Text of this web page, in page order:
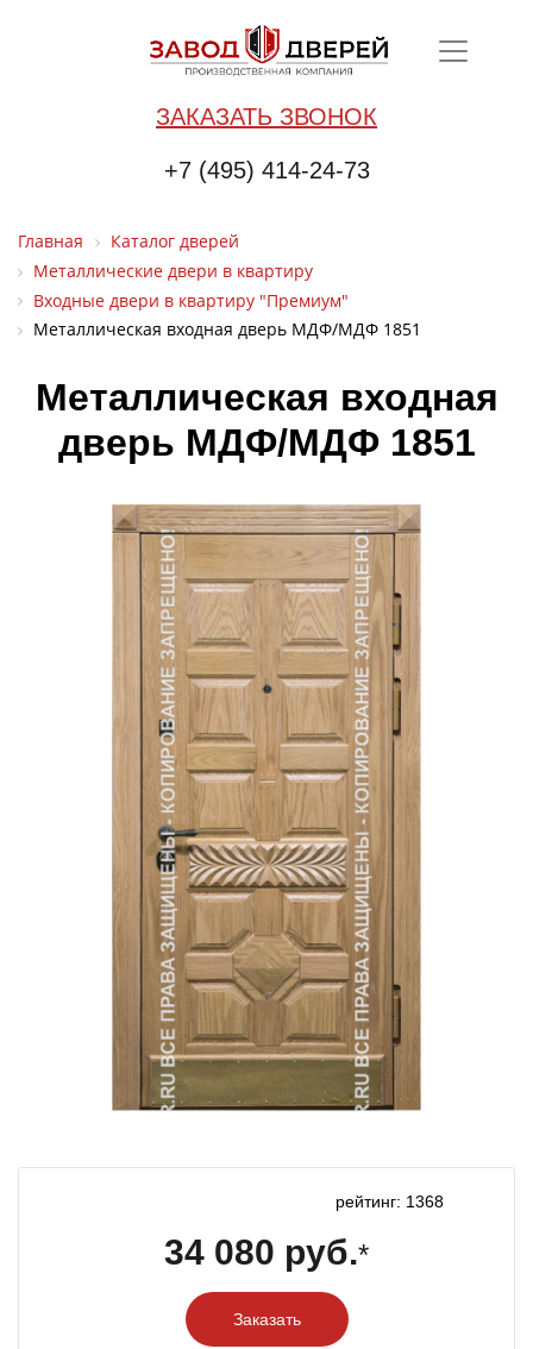
ЗАКАЗАТЬ ЗВОНОК
+7 (495) 414-24-73
Главная
Каталог дверей
Металлические двери в квартиру
Входные двери в квартиру "Премиум"
Металлическая входная дверь МДФ/МДФ 1851
Металлическая входная
дверь МДФ/МДФ 1851
рейтинг: 1368
34 080 руб.*
Заказать